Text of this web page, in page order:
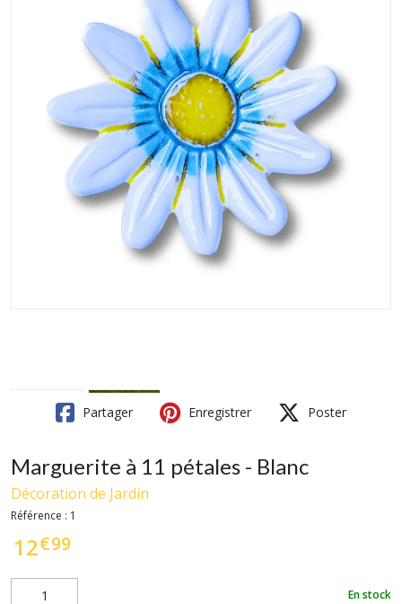
Partager Enregistrer Poster
Marguerite à 11 pétales - Blanc
Décoration de Jardin
Référence : 1
12€99
En stock